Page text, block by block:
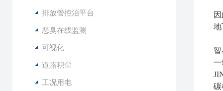
排放管控治平台
恶臭在线监测
可视化
道路积尘
工况用电
地
一
碳